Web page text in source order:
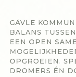
GÄVLE
BALANS
EEN OPEN
OPGROEIEN.
DROMERS ÉN